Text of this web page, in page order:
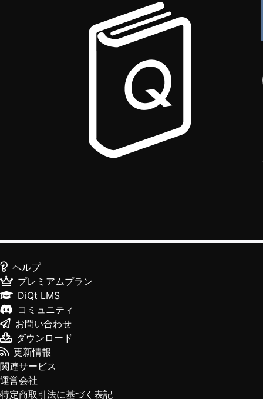
ヘルプ
プレミアムプラン
DiQt LMS
コミュニティ
お問い合わせ
ダウンロード
更新情報
関連サービス
運営会社
特定商取引法に基づく表記